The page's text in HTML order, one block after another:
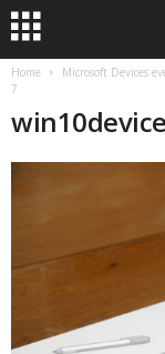
Home Microsoft Devices
7